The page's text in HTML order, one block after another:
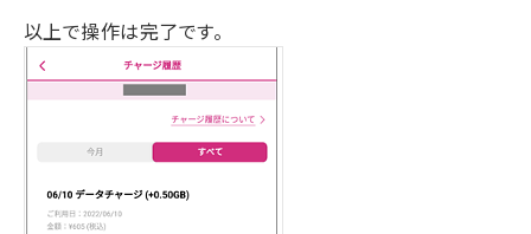
以上で操作は完了です。